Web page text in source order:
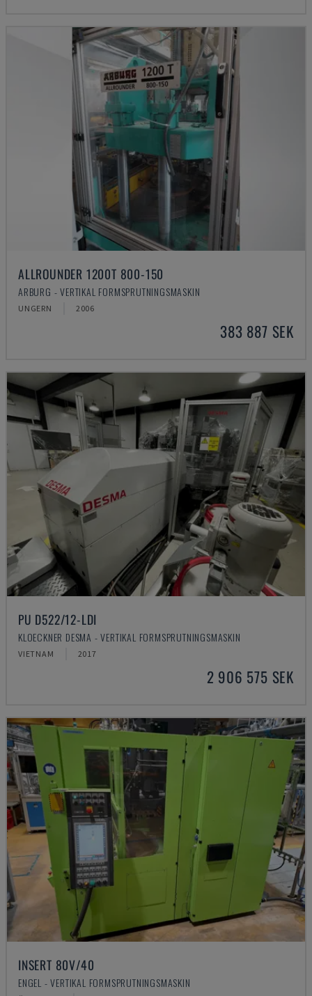
ALLROUNDER 1200T 800-150
ARBURG - VERTIKAL FORMSPRUTNINGSMASKIN
UNGERN 2006
383 887 SEK
PU D522/12-LDI
KLOECKNER DESMA - VERTIKAL FORMSPRUTNINGSMASKIN
VIETNAM 2017
2 906 575 SEK
INSERT 80V/40
ENGEL - VERTIKAL FORMSPRUTNINGSMASKIN